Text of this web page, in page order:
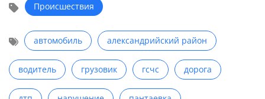
Происшествия
автомобиль александрийский район
водитель грузовик гсчс дорога